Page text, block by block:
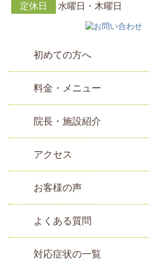
定休日 水曜日・木曜日
初めての方へ
料金・メニュー
院長・施設紹介
アクセス
お客様の声
よくある質問
対応症状の一覧